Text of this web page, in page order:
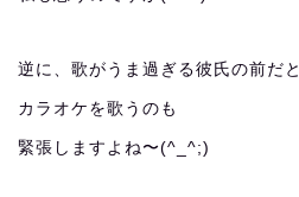
逆に、歌がうま過ぎる彼氏の前だと
カラオケを歌うのも
緊張しますよね〜(^_^;)